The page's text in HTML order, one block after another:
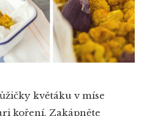
květáku v míse
koření. Zakápněte